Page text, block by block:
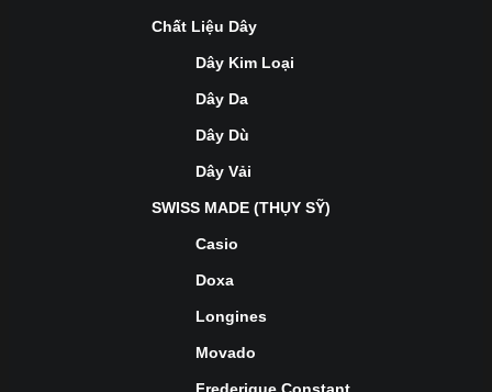
Chất Liệu Dây
Dây Kim Loại
Dây Da
Dây Dù
Dây Vải
SWISS MADE (THỤY SỸ)
Casio
Doxa
Longines
Movado